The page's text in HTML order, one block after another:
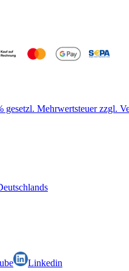
Mehrwertsteuer zzgl.
Linkedin